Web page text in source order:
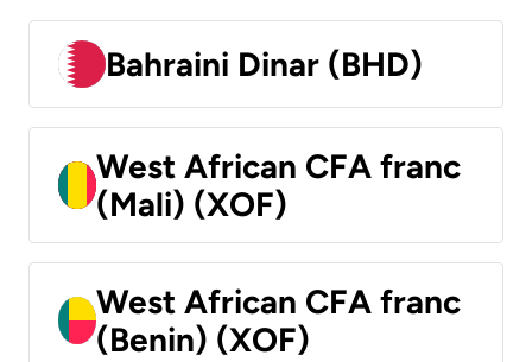
Bahraini Dinar (BHD)
West African CFA franc
(Mali) (XOF)
West African CFA franc
(Benin) (XOF)